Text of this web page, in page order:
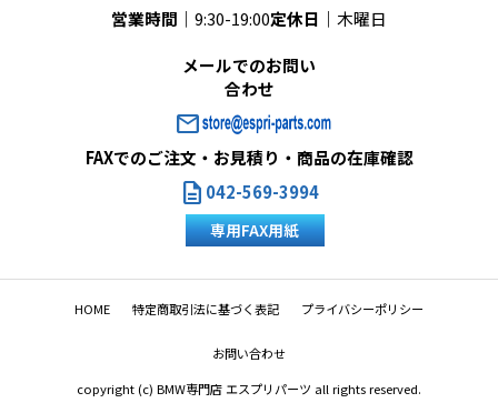
営業時間｜ 9:30-19:00定休日｜ 木曜日
メールでのお問い
合わせ
mail
FAXでのご注文・お見積り・商品の在庫確認
description 042-569-3994
専用FAX用紙
HOME 特定商取引法に基づく表記 プライバシーポリシー
お問い合わせ
copyright (c) BMW専門店 エスプリパーツ all rights reserved.